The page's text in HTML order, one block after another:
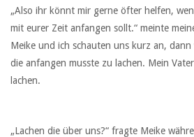
„Also ihr könnt mir gerne öfter helfen,
mit eurer Zeit anfangen sollt.“ meinte
Meike und ich schauten uns kurz an,
die anfangen musste zu lachen. Mein
lachen.
„Lachen die über uns?“ fragte Meike